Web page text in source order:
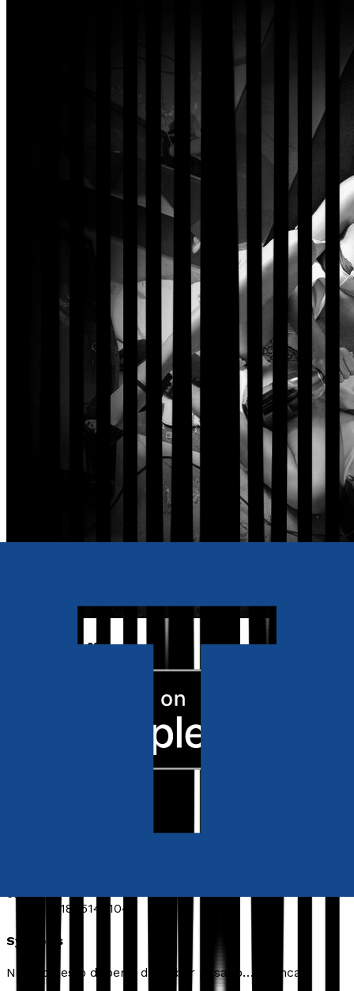
Also available as
El Juego del Amor
eISBN:
9781805148104
Synopsis
Nada de esto debería de haber pasado… ¡Nunca!